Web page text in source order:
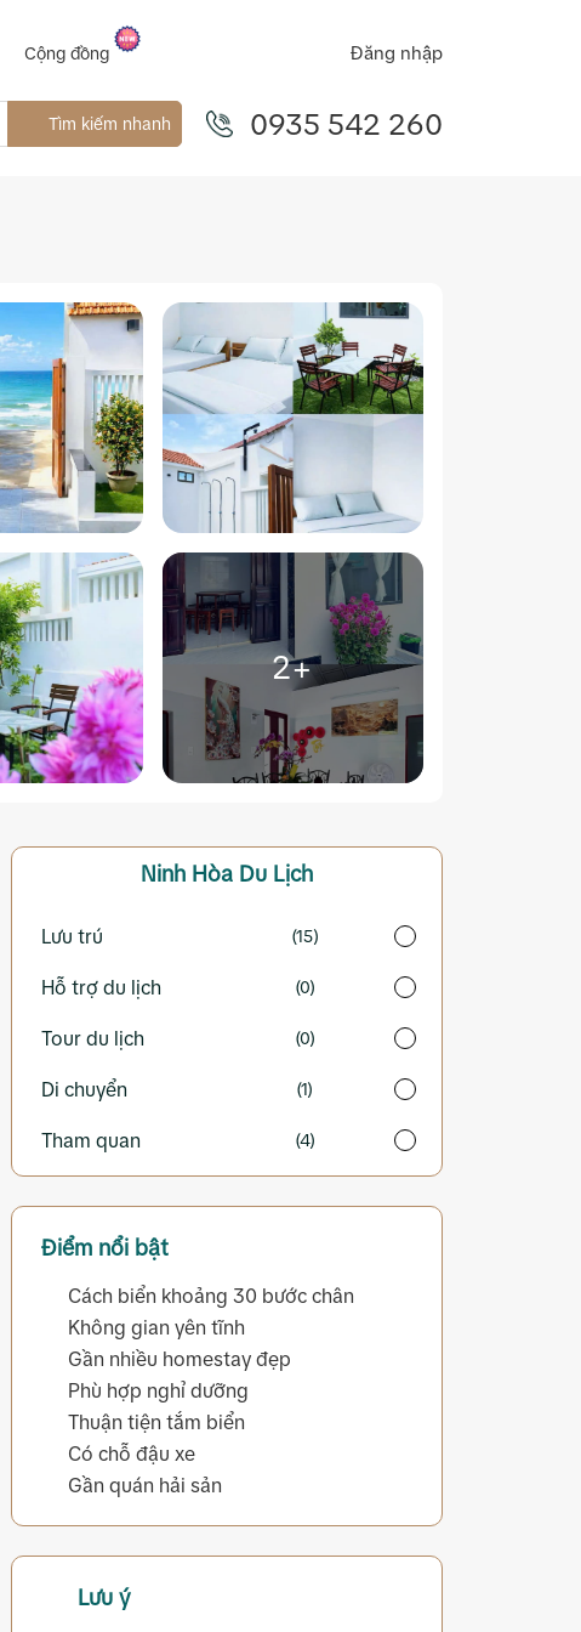
Cộng đồng Đăng nhập
Tìm kiếm nhanh 0935 542 260
2+
Ninh Hòa Du Lịch
Lưu trú (15)
Hỗ trợ du lịch (0)
Tour du lịch (0)
Di chuyển (1)
Tham quan (4)
Điểm nổi bật
Cách biển khoảng 30 bước chân
Không gian yên tĩnh
Gần nhiều homestay đẹp
Phù hợp nghỉ dưỡng
Thuận tiện tắm biển
Có chỗ đậu xe
Gần quán hải sản
Lưu ý